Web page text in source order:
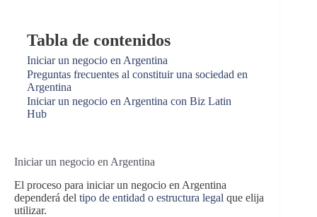
Tabla de contenidos
Iniciar un negocio en Argentina
Preguntas frecuentes al constituir una sociedad en
Argentina
Iniciar un negocio en Argentina con Biz Latin
Hub
Iniciar un negocio en Argentina
El proceso para iniciar un negocio en Argentina
dependerá del tipo de entidad o estructura legal que elija
utilizar.